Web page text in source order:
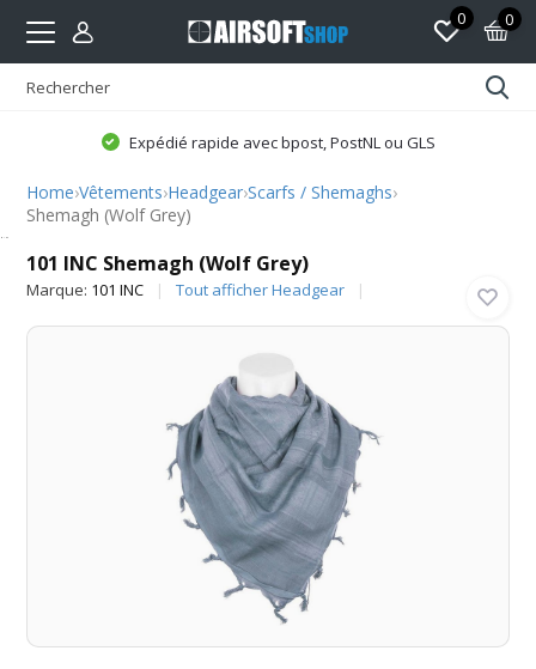
0 0
Expédié rapide avec bpost, PostNL ou GLS
Home›Vêtements›Headgear›Scarfs / Shemaghs›
Shemagh (Wolf Grey)
101 INC Shemagh (Wolf Grey)
Marque: 101 INC Tout afficher Headgear